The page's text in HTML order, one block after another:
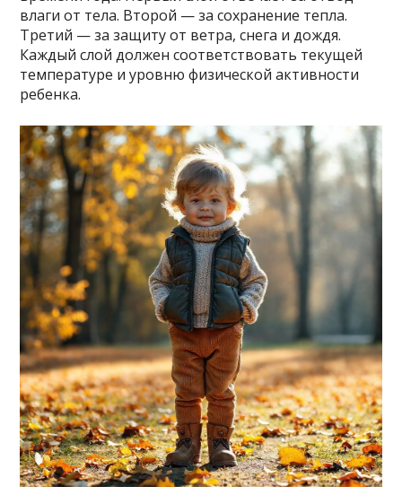
влаги от тела. Второй — за сохранение тепла.
Третий — за защиту от ветра, снега и дождя.
Каждый слой должен соответствовать текущей
температуре и уровню физической активности
ребенка.